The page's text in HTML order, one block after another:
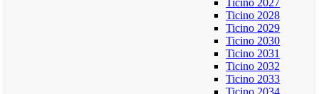
Ticino 2027
Ticino 2028
Ticino 2029
Ticino 2030
Ticino 2031
Ticino 2032
Ticino 2033
Ticino 2034